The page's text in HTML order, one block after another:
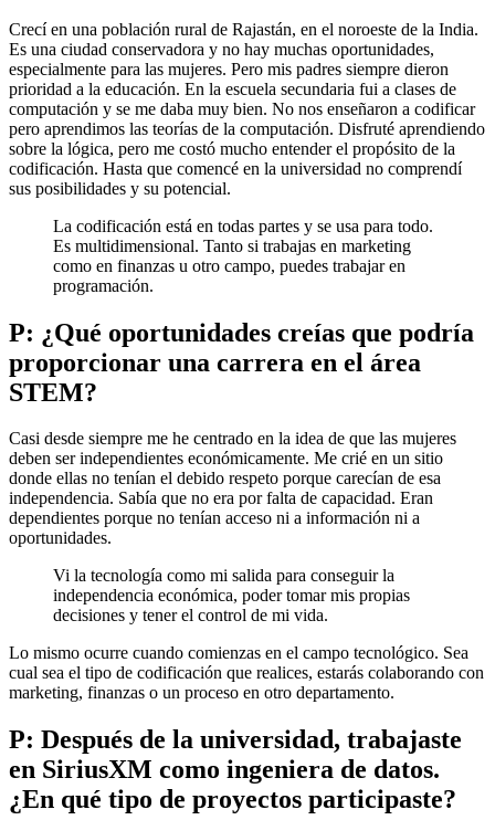
Crecí en una población rural de Rajastán, en el noroeste de la India.
Es una ciudad conservadora y no hay muchas oportunidades,
especialmente para las mujeres. Pero mis padres siempre dieron
prioridad a la educación. En la escuela secundaria fui a clases de
computación y se me daba muy bien. No nos enseñaron a codificar
pero aprendimos las teorías de la computación. Disfruté aprendiendo
sobre la lógica, pero me costó mucho entender el propósito de la
codificación. Hasta que comencé en la universidad no comprendí
sus posibilidades y su potencial.
La codificación está en todas partes y se usa para todo.
Es multidimensional. Tanto si trabajas en marketing
como en finanzas u otro campo, puedes trabajar en
programación.
P: ¿Qué oportunidades creías que podría
proporcionar una carrera en el área
STEM?
Casi desde siempre me he centrado en la idea de que las mujeres
deben ser independientes económicamente. Me crié en un sitio
donde ellas no tenían el debido respeto porque carecían de esa
independencia. Sabía que no era por falta de capacidad. Eran
dependientes porque no tenían acceso ni a información ni a
oportunidades.
Vi la tecnología como mi salida para conseguir la
independencia económica, poder tomar mis propias
decisiones y tener el control de mi vida.
Lo mismo ocurre cuando comienzas en el campo tecnológico. Sea
cual sea el tipo de codificación que realices, estarás colaborando con
marketing, finanzas o un proceso en otro departamento.
P: Después de la universidad, trabajaste
en SiriusXM como ingeniera de datos.
¿En qué tipo de proyectos participaste?